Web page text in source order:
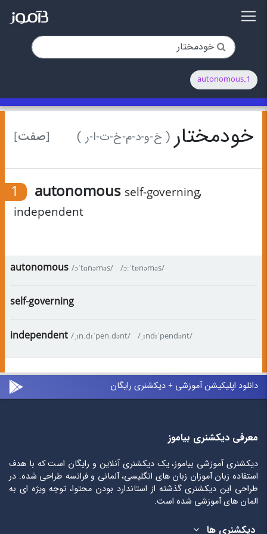
1.autonomous
[صفت] خودمختار ( خ-و-د-م-خ-ت-ا-ر )
1 autonomous self-governing
,
independent
autonomous /ɔˈtɑnəməs/ /ɔːˈtɒnəməs/
self-governing
independent /ˌɪn.dɪˈpen.dənt/ /ˌɪndɪˈpendənt/
دانلود اپلیکیشن آموزشی + دیکشنری رایگان
معرفی دیکشنری بیاموز
دیکشنری آموزشی بیاموز، یک دیکشنری آنلاین و رایگان است که با هدف
استفاده زبان آموزان زبان های انگلیسی، آلمانی و فرانسه طراحی شده. در
طراحی این دیکشنری گذشته از استاندارد بودن محتوا، توجه ویژه ای به
المان های آموزشی شده است.
دیکشنری ها